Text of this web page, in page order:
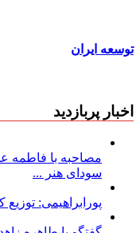
توسعه ایران
اخبار پربازدید
مصاحبه با
سودای هنر ...
پورابراهیمی: